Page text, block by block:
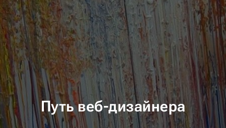
Путь веб-дизайнера